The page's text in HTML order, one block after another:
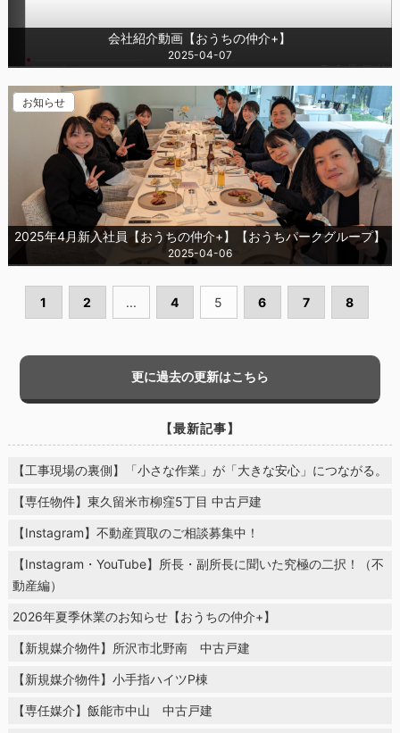
会社紹介動画【おうちの仲介+】
2025-04-07
お知らせ
2025年4月新入社員【おうちの仲介+】【おうちパークグループ】
2025-04-06
1 2 ... 4 5 6 7 8
更に過去の更新はこちら
【最新記事】
【工事現場の裏側】「小さな作業」が「大きな安心」につながる。
【専任物件】東久留米市柳窪5丁目 中古戸建
【Instagram】不動産買取のご相談募集中！
【Instagram・YouTube】所長・副所長に聞いた究極の二択！（不
動産編）
2026年夏季休業のお知らせ【おうちの仲介+】
【新規媒介物件】所沢市北野南 中古戸建
【新規媒介物件】小手指ハイツP棟
【専任媒介】飯能市中山 中古戸建